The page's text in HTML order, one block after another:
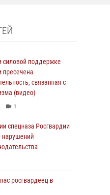
силовой поддержке
пресечена
связанная с
(видео)
1
спецназа Росгвардии
нарушений
росгвардеец в